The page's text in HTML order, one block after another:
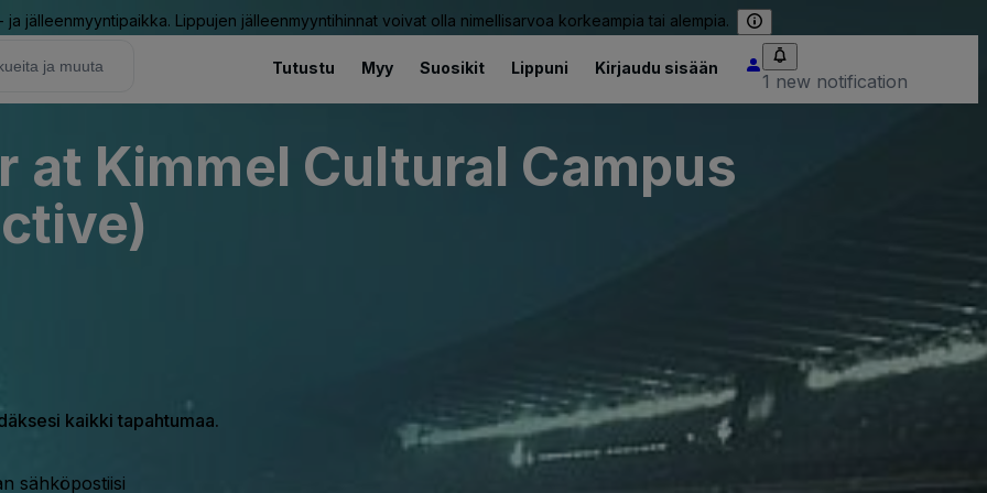
ja jälleenmyyntipaikka. Lippujen jälleenmyyntihinnat voivat olla nimellisarvoa korkeampia tai alempia.
Tutustu Myy Suosikit Lippuni Kirjaudu sisään
1 new notification
at Kimmel Cultural Campus
kaikki tapahtumaa.
sähköpostiisi